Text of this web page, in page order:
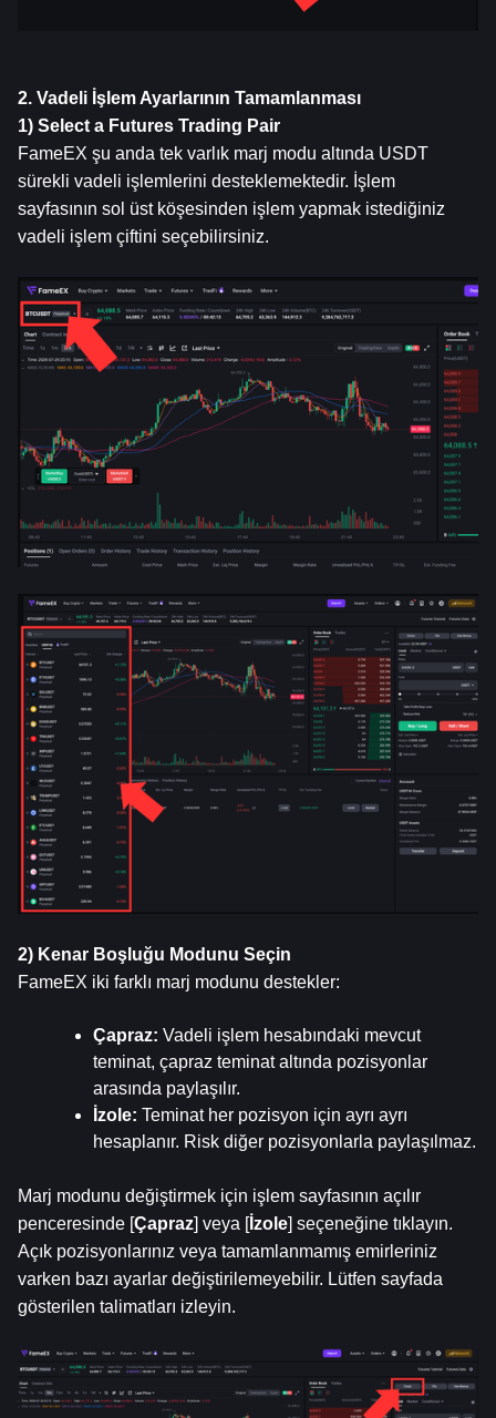
2. Vadeli İşlem Ayarlarının Tamamlanması
1) Select a Futures Trading Pair
FameEX şu anda tek varlık marj modu altında USDT
sürekli vadeli işlemlerini desteklemektedir. İşlem
sayfasının sol üst köşesinden işlem yapmak istediğiniz
vadeli işlem çiftini seçebilirsiniz.
2) Kenar Boşluğu Modunu Seçin
FameEX iki farklı marj modunu destekler:
Çapraz: Vadeli işlem hesabındaki mevcut
teminat, çapraz teminat altında pozisyonlar
arasında paylaşılır.
İzole: Teminat her pozisyon için ayrı ayrı
hesaplanır. Risk diğer pozisyonlarla paylaşılmaz.
Marj modunu değiştirmek için işlem sayfasının açılır
penceresinde [Çapraz] veya [İzole] seçeneğine tıklayın.
Açık pozisyonlarınız veya tamamlanmamış emirleriniz
varken bazı ayarlar değiştirilemeyebilir. Lütfen sayfada
gösterilen talimatları izleyin.